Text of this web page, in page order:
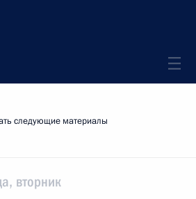
следующие материалы
вторник